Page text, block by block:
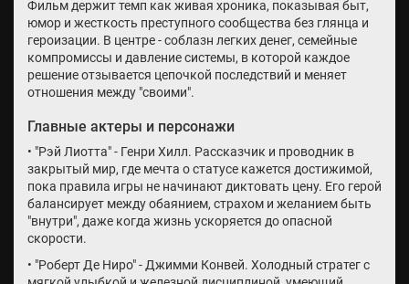
Фильм держит темп как живая хроника, показывая быт,
юмор и жесткость преступного сообщества без глянца и
героизации. В центре - соблазн легких денег, семейные
компромиссы и давление системы, в которой каждое
решение отзывается цепочкой последствий и меняет
отношения между "своими".
Главные актеры и персонажи
• "Рэй Лиотта" - Генри Хилл. Рассказчик и проводник в
закрытый мир, где мечта о статусе кажется достижимой,
пока правила игры не начинают диктовать цену. Его герой
балансирует между обаянием, страхом и желанием быть
"внутри", даже когда жизнь ускоряется до опасной
скорости.
• "Роберт Де Ниро" - Джимми Конвей. Холодный стратег с